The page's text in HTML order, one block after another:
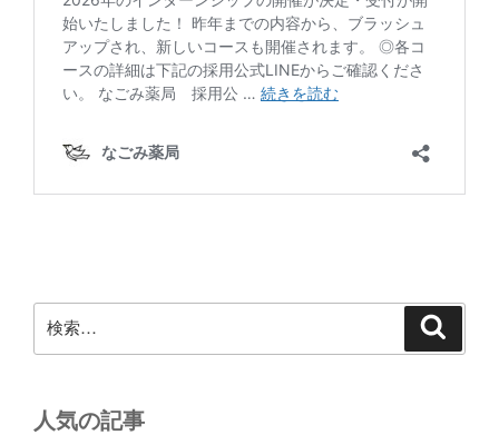
索:
人気の記事